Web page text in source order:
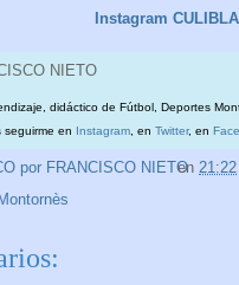
Instagram
NIETO
didáctico de Fútbol, Deportes
seguirme en
Instagram, en Twitter, en
por FRANCISCO NIETO
en 21:22